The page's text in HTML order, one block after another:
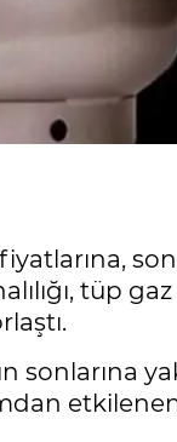
tüp gaz
sonlarına